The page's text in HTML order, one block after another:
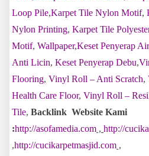
Loop Pile,Karpet Tile Nylon Motif,
Nylon Printing, Karpet Tile
Motif, Wallpaper,Keset Penyerap Air
Anti Licin, Keset Penyerap Debu,
Flooring, Vinyl Roll – Anti Scratch,
Health Care Floor, Vinyl Roll –
Tile, Backlink Website Kami
:http://asofamedia.com , http://
,http://cucikarpetmasjid.com ,